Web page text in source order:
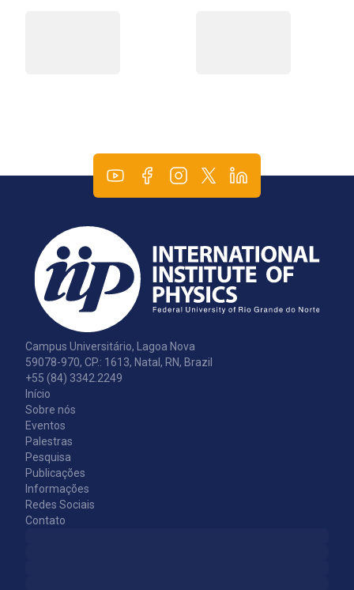
Campus Universitário, Lagoa Nova
59078-970, CP.: 1613, Natal, RN, Brazil
+55 (84) 3342.2249
Início
Sobre nós
Eventos
Palestras
Pesquisa
Publicações
Informações
Redes Sociais
Contato